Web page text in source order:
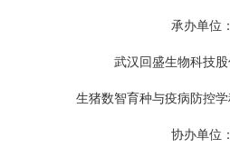
承办单位：
武汉回盛生物科技股
生猪数智育种与疫病防控
协办单位：